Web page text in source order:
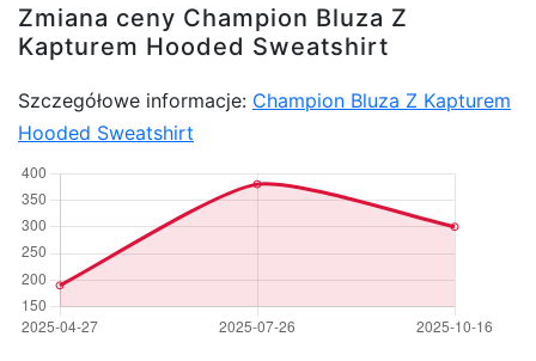
Zmiana ceny Champion Bluza Z
Kapturem Hooded Sweatshirt
Szczegółowe informacje: Champion Bluza Z Kapturem
Hooded Sweatshirt